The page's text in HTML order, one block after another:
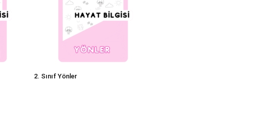
2. Sınıf Yönler